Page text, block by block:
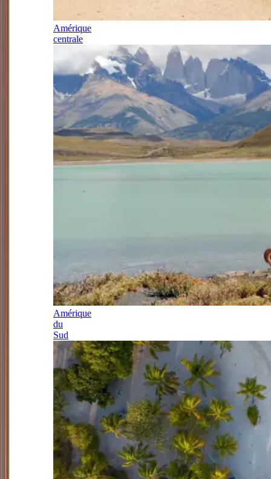
Amérique
centrale
Amérique
du
Sud